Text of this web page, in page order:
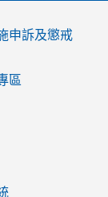
watch?
watch?
watch?
申訴及懲戒
區